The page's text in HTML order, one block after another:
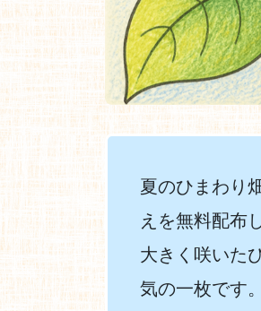
夏のひまわり
えを無料配布
大きく咲いた
気の一枚です。